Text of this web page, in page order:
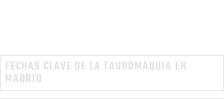
FECHAS CLAVE DE LA TAUROMAQUIA EN
MADRID